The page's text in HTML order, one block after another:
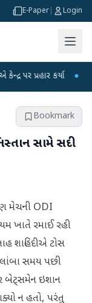
E-Paper Login
કર્યા ●
Bookmark
સામે સદી
મેચની ODI
ખાતે રમાઈ રહી
શાહિદીએ ટોસ
લાંબા સમય પછી
બેટ્સમેન ઇશાન
ન હતો, પરંતુ